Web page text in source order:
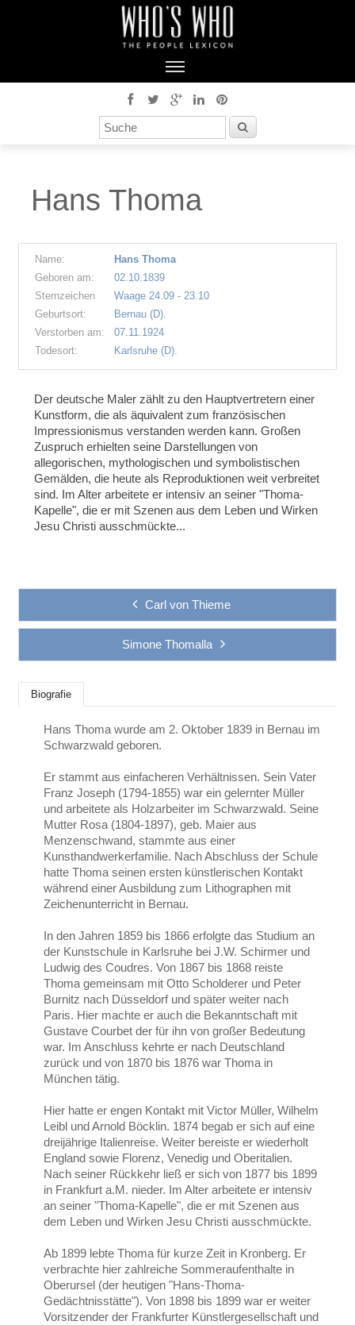
Hans Thoma
Name:
Hans Thoma
Geboren am:
02.10.1839
Sternzeichen
Waage 24.09 - 23.10
Geburtsort:
Bernau (D).
Verstorben am:
07.11.1924
Todesort:
Karlsruhe (D).
Der deutsche Maler zählt zu den Hauptvertretern einer
Kunstform, die als äquivalent zum französischen
Impressionismus verstanden werden kann. Großen
Zuspruch erhielten seine Darstellungen von
allegorischen, mythologischen und symbolistischen
Gemälden, die heute als Reproduktionen weit verbreitet
sind. Im Alter arbeitete er intensiv an seiner "Thoma-
Kapelle", die er mit Szenen aus dem Leben und Wirken
Jesu Christi ausschmückte...
Carl von Thieme
Simone Thomalla
Biografie
Hans Thoma wurde am 2. Oktober 1839 in Bernau im
Schwarzwald geboren.
Er stammt aus einfacheren Verhältnissen. Sein Vater
Franz Joseph (1794-1855) war ein gelernter Müller
und arbeitete als Holzarbeiter im Schwarzwald. Seine
Mutter Rosa (1804-1897), geb. Maier aus
Menzenschwand, stammte aus einer
Kunsthandwerkerfamilie. Nach Abschluss der Schule
hatte Thoma seinen ersten künstlerischen Kontakt
während einer Ausbildung zum Lithographen mit
Zeichenunterricht in Bernau.
In den Jahren 1859 bis 1866 erfolgte das Studium an
der Kunstschule in Karlsruhe bei J.W. Schirmer und
Ludwig des Coudres. Von 1867 bis 1868 reiste
Thoma gemeinsam mit Otto Scholderer und Peter
Burnitz nach Düsseldorf und später weiter nach
Paris. Hier machte er auch die Bekanntschaft mit
Gustave Courbet der für ihn von großer Bedeutung
war. Im Anschluss kehrte er nach Deutschland
zurück und von 1870 bis 1876 war Thoma in
München tätig.
Hier hatte er engen Kontakt mit Victor Müller, Wilhelm
Leibl und Arnold Böcklin. 1874 begab er sich auf eine
dreijährige Italienreise. Weiter bereiste er wiederholt
England sowie Florenz, Venedig und Oberitalien.
Nach seiner Rückkehr ließ er sich von 1877 bis 1899
in Frankfurt a.M. nieder. Im Alter arbeitete er intensiv
an seiner "Thoma-Kapelle", die er mit Szenen aus
dem Leben und Wirken Jesu Christi ausschmückte.
Ab 1899 lebte Thoma für kurze Zeit in Kronberg. Er
verbrachte hier zahlreiche Sommeraufenthalte in
Oberursel (der heutigen "Hans-Thoma-
Gedächtnisstätte"). Von 1898 bis 1899 war er weiter
Vorsitzender der Frankfurter Künstlergesellschaft und